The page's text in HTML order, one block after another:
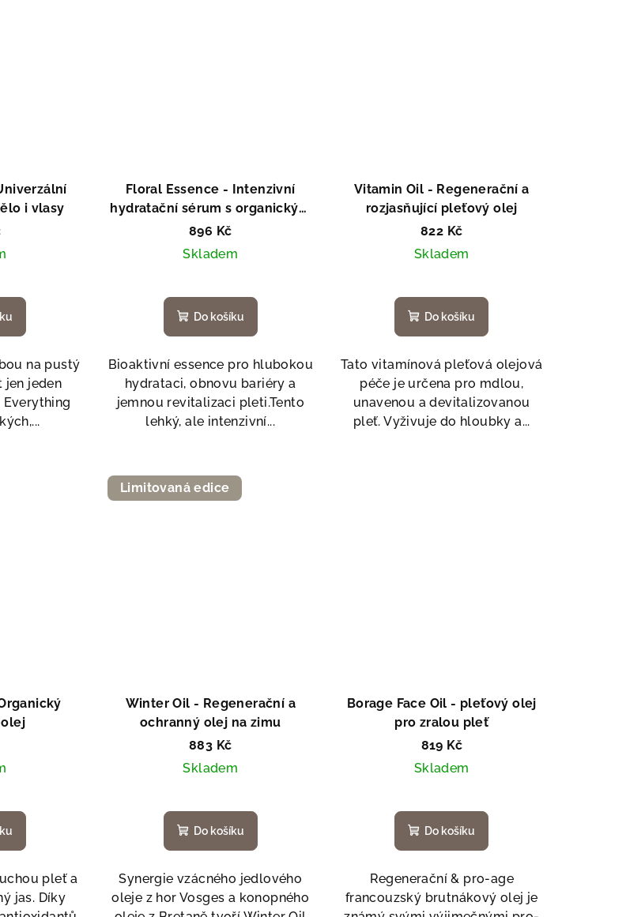
i vlasy
na pustý
jeden
Floral Essence - Intenzivní
hydratační sérum s organickým
retinolem
896 Kč
Skladem
Do košíku
Bioaktivní essence pro hlubokou
hydrataci, obnovu bariéry a
jemnou revitalizaci pleti.Tento
lehký, ale intenzivní...
Vitamin Oil - Regenerační a
rozjasňující pleťový olej
822 Kč
Skladem
Do košíku
Tato vitamínová pleťová olejová
péče je určena pro mdlou,
unavenou a devitalizovanou
pleť. Vyživuje do hloubky a...
pleť a
jas. Díky
Limitovaná edice
Winter Oil - Regenerační a
ochranný olej na zimu
883 Kč
Skladem
Do košíku
Synergie vzácného jedlového
oleje z hor Vosges a konopného
Borage Face Oil - pleťový olej
pro zralou pleť
819 Kč
Skladem
Do košíku
Regenerační & pro-age
francouzský brutnákový olej je